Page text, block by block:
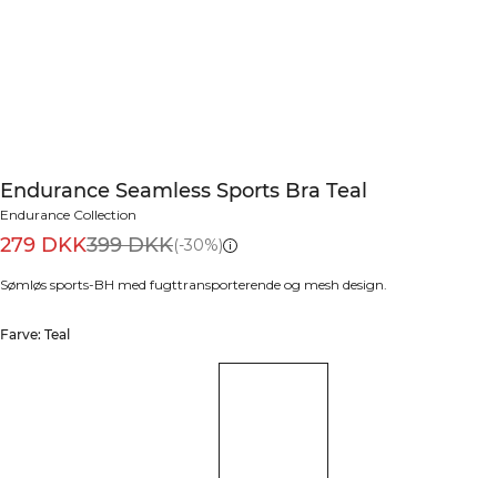
Endurance Seamless Sports Bra Teal
Endurance Collection
279 DKK399 DKK(-30%)
Sømløs sports-BH med fugttransporterende og mesh design.
Farve: Teal